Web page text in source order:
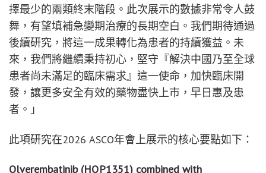
擇最少的兩類終末階段。此次展示的數據非常令人鼓
舞，有望填補急變期治療的長期空白。我們期待通過
後續研究，將這一成果轉化為患者的持續獲益。未
來，我們將繼續秉持初心，堅守『解決中國乃至全球
患者尚未滿足的臨床需求』這一使命，加快臨床開
發，讓更多安全有效的藥物盡快上市，早日惠及患
者。」
此項研究在2026 ASCO年會上展示的核心要點如下：
Olverembatinib (HQP1351) combined with